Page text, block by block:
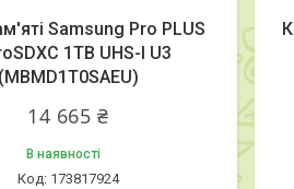
Samsung Pro PLUS
1TB UHS-I U3
(MBMD1T0SAEU)
14 665 ₴
В наявності
173817924